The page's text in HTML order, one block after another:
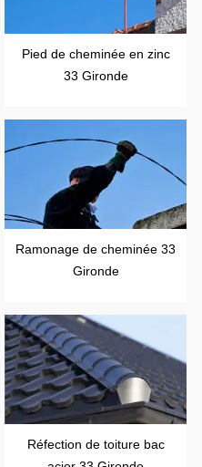
Pied de cheminée en zinc
33 Gironde
Ramonage de cheminée 33
Gironde
Réfection de toiture bac